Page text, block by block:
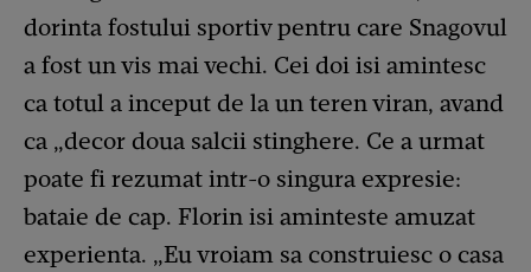
dorinta fostului sportiv pentru care Snagovul
a fost un vis mai vechi. Cei doi isi amintesc
ca totul a inceput de la un teren viran, avand
ca „decor doua salcii stinghere. Ce a urmat
poate fi rezumat intr-o singura expresie:
bataie de cap. Florin isi aminteste amuzat
experienta. „Eu vroiam sa construiesc o casa